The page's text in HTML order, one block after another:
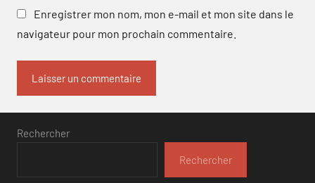
Enregistrer mon nom, mon e-mail et mon site dans le
navigateur pour mon prochain commentaire.
Rechercher
Rechercher